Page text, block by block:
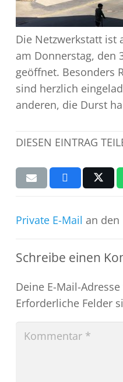
Die Netzwerkstatt ist
am Donnerstag, den
geöffnet. Besonders
sind herzlich
anderen, die Durst
DIESEN EINTRAG
Private E-Mail an den
Schreibe einen
Deine E-Mail-
Erforderliche Felder